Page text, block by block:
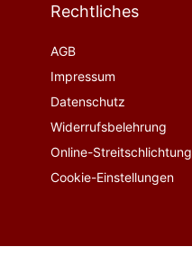
Rechtliches
AGB
Impressum
Datenschutz
Widerrufsbelehrung
Online-Streitschlichtung
Cookie-Einstellungen